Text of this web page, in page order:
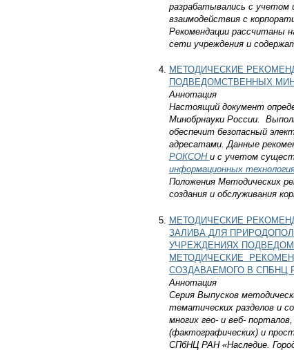
разрабатывались с
взаимодействия с
Рекомендации рассчитаны
сети учреждения и
МЕТОДИЧЕСКИЕ
ПОДВЕДОМСТВЕННЫХ
Аннотация
Настоящий документ
Минобрнауки России.
обеспечит безопасный
адресатами. Данные
РОКСОН и с учетом
информационных
Положения Методических
создания и обслуживания
МЕТОДИЧЕСКИЕ
ЗАЛИВА ДЛЯ
УЧРЕЖДЕНИЯХ
МЕТОДИЧЕСКИЕ
СОЗДАВАЕМОГО В СПБНЦ
Аннотация
Серия Выпусков
тематических разделов и
многих гео- и веб-
(фактографических) и
СПбНЦ РАН «Наследие.